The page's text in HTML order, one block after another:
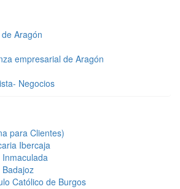
Aragón
empresarial de Aragón
Negocios
para Clientes)
Ibercaja
Católico de Burgos